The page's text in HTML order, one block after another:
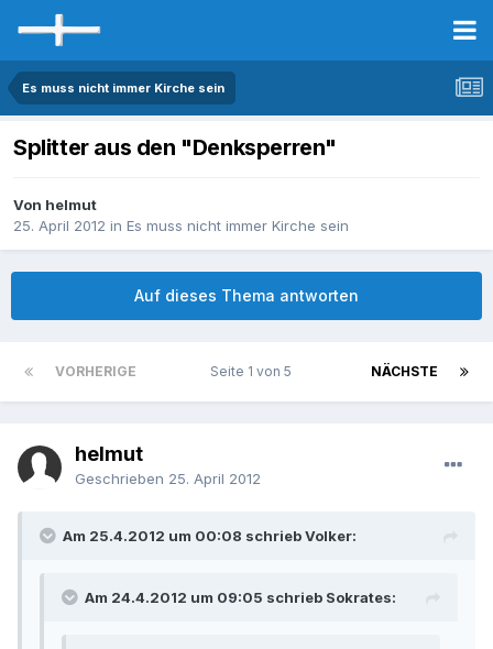
Es muss nicht immer Kirche sein
Splitter aus den "Denksperren"
Von helmut
25. April 2012 in Es muss nicht immer Kirche sein
Auf dieses Thema antworten
VORHERIGE NÄCHSTE
Seite 1 von 5
helmut
Geschrieben 25. April 2012
Am 25.4.2012 um 00:08 schrieb Volker:
Am 24.4.2012 um 09:05 schrieb Sokrates: